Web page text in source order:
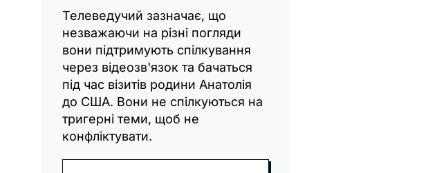
Телеведучий зазначає, що
незважаючи на різні погляди
вони підтримують спілкування
через відеозв'язок та бачаться
під час візитів родини Анатолія
до США. Вони не спілкуються на
тригерні теми, щоб не
конфліктувати.